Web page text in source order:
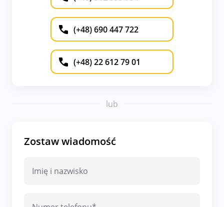
(+48) 690 447 722
(+48) 22 612 79 01
lub
Zostaw wiadomość